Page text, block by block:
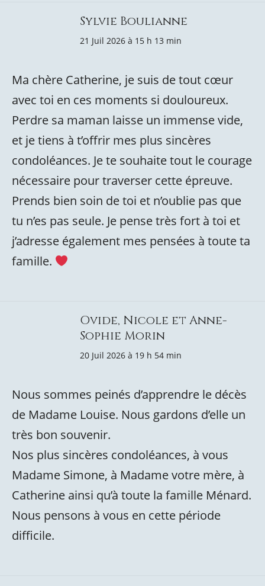
Sylvie Boulianne
21 Juil 2026 à 15 h 13 min
Ma chère Catherine, je suis de tout cœur
avec toi en ces moments si douloureux.
Perdre sa maman laisse un immense vide,
et je tiens à t’offrir mes plus sincères
condoléances. Je te souhaite tout le courage
nécessaire pour traverser cette épreuve.
Prends bien soin de toi et n’oublie pas que
tu n’es pas seule. Je pense très fort à toi et
j’adresse également mes pensées à toute ta
famille.
Ovide, Nicole et Anne-
Sophie Morin
20 Juil 2026 à 19 h 54 min
Nous sommes peinés d’apprendre le décès
de Madame Louise. Nous gardons d’elle un
très bon souvenir.
Nos plus sincères condoléances, à vous
Madame Simone, à Madame votre mère, à
Catherine ainsi qu’à toute la famille Ménard.
Nous pensons à vous en cette période
difficile.